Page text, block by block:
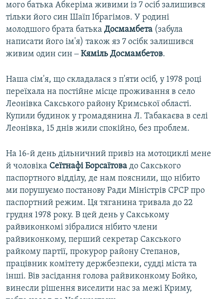
мого батька Абкеріма живими із 7 осіб залишився
тільки його син Шаїп Ібрагімов. У родині
молодшого брата батька Досмамбета (забула
написати його ім'я) також яз 7 осібк залишився
живим один син ‒Кяміль Досмамбетов.
Наша сім'я, що складалася з п'яти осіб, у 1978 році
переїхала на постійне місце проживання в село
Леонівка Сакського району Кримської області.
Купили будинок у громадянина Л. Табакаєва в селі
Леонівка, 15 днів жили спокійно, без проблем.
На 16-й день дільничний привіз на мотоциклі мене
й чоловіка Сеїтнафі Борсаїтова до Сакського
паспортного відділу, де нам пояснили, що нібито
ми порушуємо постанову Ради Міністрів СРСР про
паспортний режим. Ця тяганина тривала до 22
грудня 1978 року. В цей день у Сакському
райвиконкомі зібралися нібито члени
райвиконкому, перший секретар Сакського
райкому партії, прокурор району Степанов,
працівник комітету держбезпеки, судді міста та
інші. Вів засідання голова райвиконкому Бойко,
винесли рішення виселити нас за межі Криму,